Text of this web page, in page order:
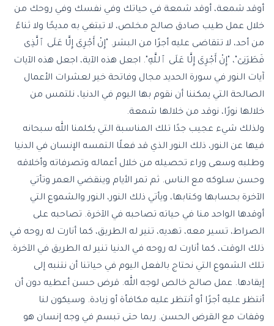
أوقد شمعة، أوقد شمعة في حياتك وفي نفسك وفي روحك من
خلال عمل طيب صادق صالح مخلص، لا تبتغي به مديحًا ولا ثناءً
من أحد، لا تتقاضى عليه أجرًا من البشر. "إِنْ أَجْرِىَ إِلَّا عَلَى ٱلَّذِى
فَطَرَنِىٓ"، "إِنْ أَجْرِىَ إِلَّا عَلَى ٱللَّهِ". اجعل هذه الآية، اجعل هذه الآيات
آيات النور في سورة الحديد مجال وفاتحة خير لعشرات الأعمال
الصالحة التي يمكننا أن نقوم بها اليوم في الدنيا، نلتمس من
خلالها نورًا، نوقد من خلالها شمعة.
ولذلك شيء عجيب جدًا تلك المناسبة التي يكلمنا الله سبحانه
فيها عن النور، ذلك النور الذي قد فعلًا التمسه الإنسان في الدنيا
وطلبه وسعى وراء تحصيله من خلال أعماله وتصرفاته وأخلاقه
وحسن سلوكه مع الناس. ثم تمر الأيام وينقضي العمر وتأتي
الآخرة بحسابها وكتابها، ويأتي ذلك النور، النور والشموع التي
أوقدها الواحد منا في حياته تصاحبه في الآخرة. تصاحبه على
الصراط، تسير معه، تهديه، تنير له الطريق، كما أنارت له روحه في
ذلك الوقت، كما أنارت له روحه في الدنيا تنير له الطريق في الآخرة.
تلك الشموع التي نحتاج بالفعل اليوم في حياتنا أن نتنبه إلى
إيقادها. عمل صالح خالص لوجه الله. قرض حسن أعطيه دون أن
أنتظر عليه أجرًا أو أنتظر عليه مكافأة أو زيادة. وسيكون لنا
وقفات مع القرض الحسن. ربما حتى تبسم في وجه إنسان هو